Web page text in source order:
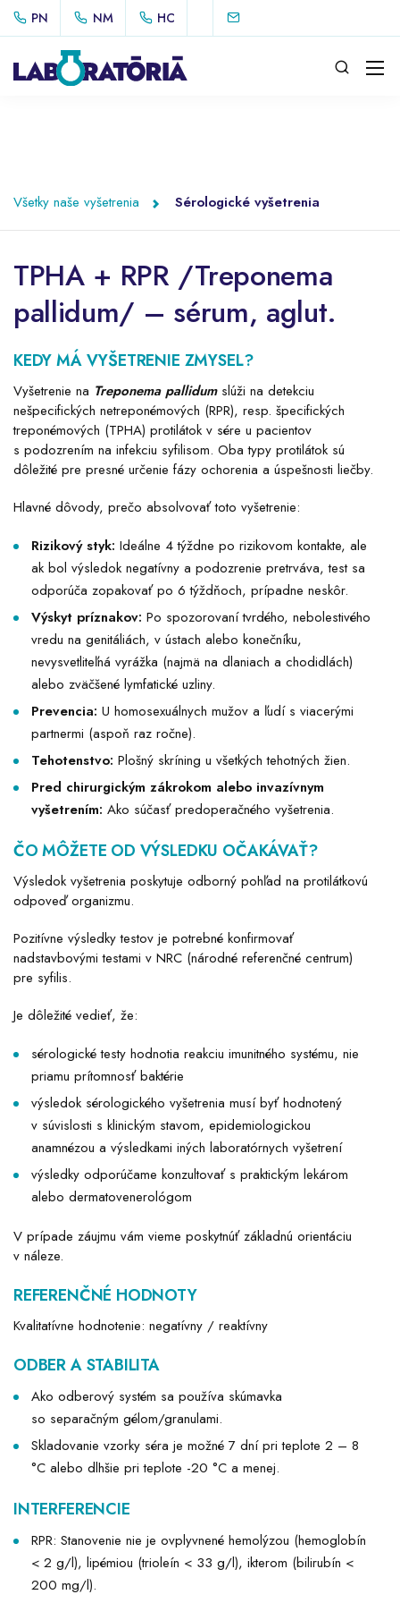
PN NM HC
Všetky naše vyšetrenia Sérologické vyšetrenia
TPHA + RPR /Treponema
pallidum/ – sérum, aglut.
KEDY MÁ VYŠETRENIE ZMYSEL?
Vyšetrenie na Treponema pallidumslúži na detekciu
nešpecifických netreponémových (RPR), resp. špecifických
treponémových (TPHA) protilátok v sére u pacientov
s podozrením na infekciu syfilisom. Oba typy protilátok sú
dôležité pre presné určenie fázy ochorenia a úspešnosti liečby.
Hlavné dôvody, prečo absolvovať toto vyšetrenie:
Rizikový styk: Ideálne 4 týždne po rizikovom kontakte, ale
ak bol výsledok negatívny a podozrenie pretrváva, test sa
odporúča zopakovať po 6 týždňoch, prípadne neskôr.
Výskyt príznakov: Po spozorovaní tvrdého, nebolestivého
vredu na genitáliách, v ústach alebo konečníku,
nevysvetliteľná vyrážka (najmä na dlaniach a chodidlách)
alebo zväčšené lymfatické uzliny.
Prevencia: U homosexuálnych mužov a ľudí s viacerými
partnermi (aspoň raz ročne).
Tehotenstvo: Plošný skríning u všetkých tehotných žien.
Pred chirurgickým zákrokom alebo invazívnym
vyšetrením: Ako súčasť predoperačného vyšetrenia.
ČO MÔŽETE OD VÝSLEDKU OČAKÁVAŤ?
Výsledok vyšetrenia poskytuje odborný pohľad na protilátkovú
odpoveď organizmu.
Pozitívne výsledky testov je potrebné konfirmovať
nadstavbovými testami v NRC (národné referenčné centrum)
pre syfilis.
Je dôležité vedieť, že:
sérologické testy hodnotia reakciu imunitného systému, nie
priamu prítomnosť baktérie
výsledok sérologického vyšetrenia musí byť hodnotený
v súvislosti s klinickým stavom, epidemiologickou
anamnézou a výsledkami iných laboratórnych vyšetrení
výsledky odporúčame konzultovať s praktickým lekárom
alebo dermatovenerológom
V prípade záujmu vám vieme poskytnúť základnú orientáciu
v náleze.
REFERENČNÉ HODNOTY
Kvalitatívne hodnotenie: negatívny / reaktívny
ODBER A STABILITA
Ako odberový systém sa používa skúmavka
so separačným gélom/granulami.
Skladovanie vzorky séra je možné 7 dní pri teplote 2 – 8
°C alebo dlhšie pri teplote -20 °C a menej.
INTERFERENCIE
RPR: Stanovenie nie je ovplyvnené hemolýzou (hemoglobín
< 2 g/l), lipémiou (trioleín < 33 g/l), ikterom (bilirubín <
200 mg/l).